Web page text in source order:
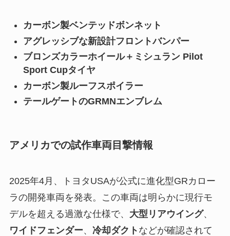
カーボン製ベンテッドボンネット
アグレッシブな新設計フロントバンパー
ブロンズカラーホイール＋ミシュラン Pilot
Sport Cupタイヤ
カーボン製ルーフスポイラー
テールゲートのGRMNエンブレム
アメリカでの試作車両目撃情報
2025年4月、トヨタUSAが公式に進化型GRカロー
ラの開発車両を発表。この車両は明らかに現行モ
デルを超える過激な仕様で、 大型リアウイング、
ワイドフェンダー、 冷却ダクト などが確認されて